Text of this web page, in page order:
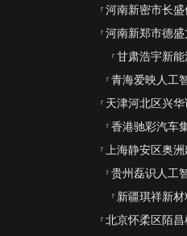
河南新密市长盛
河南新郑市德盛
甘肃浩宇新能
青海爱映人工
天津河北区兴华
香港驰彩汽车
上海静安区奥洲
贵州磊识人工
新疆琪祥新材
北京怀柔区陌昌